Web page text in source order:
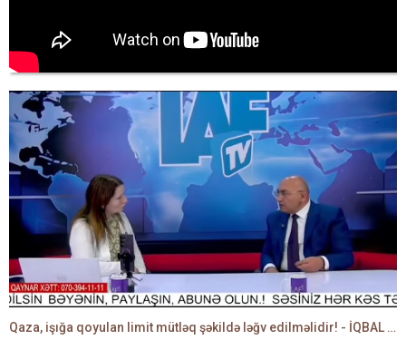
Qaza, işığa qoyulan limit mütləq şəkildə ləğv edilməlidir! - İQBAL AĞAZADƏ